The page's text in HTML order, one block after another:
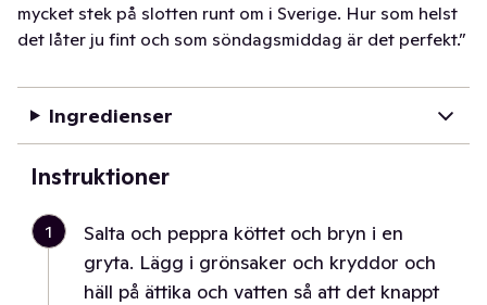
mycket stek på slotten runt om i Sverige. Hur som helst
det låter ju fint och som söndagsmiddag är det perfekt.”
Ingredienser
Instruktioner
1
Salta och peppra köttet och bryn i en
gryta. Lägg i grönsaker och kryddor och
häll på ättika och vatten så att det knappt